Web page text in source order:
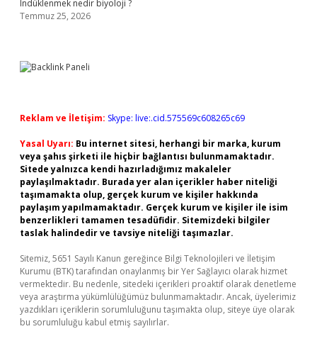
Indüklenmek nedir biyoloji ?
Temmuz 25, 2026
Reklam ve İletişim: Skype: live:.cid.575569c608265c69
Yasal Uyarı: Bu internet sitesi, herhangi bir marka, kurum
veya şahıs şirketi ile hiçbir bağlantısı bulunmamaktadır.
Sitede yalnızca kendi hazırladığımız makaleler
paylaşılmaktadır. Burada yer alan içerikler haber niteliği
taşımamakta olup, gerçek kurum ve kişiler hakkında
paylaşım yapılmamaktadır. Gerçek kurum ve kişiler ile isim
benzerlikleri tamamen tesadüfidir. Sitemizdeki bilgiler
taslak halindedir ve tavsiye niteliği taşımazlar.
Sitemiz, 5651 Sayılı Kanun gereğince Bilgi Teknolojileri ve İletişim
Kurumu (BTK) tarafından onaylanmış bir Yer Sağlayıcı olarak hizmet
vermektedir. Bu nedenle, sitedeki içerikleri proaktif olarak denetleme
veya araştırma yükümlülüğümüz bulunmamaktadır. Ancak, üyelerimiz
yazdıkları içeriklerin sorumluluğunu taşımakta olup, siteye üye olarak
bu sorumluluğu kabul etmiş sayılırlar.